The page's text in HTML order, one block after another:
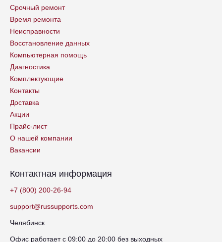
Срочный ремонт
Время ремонта
Неисправности
Восстановление данных
Компьютерная помощь
Диагностика
Комплектующие
Контакты
Доставка
Акции
Прайс-лист
О нашей компании
Вакансии
Контактная информация
+7 (800) 200-26-94
support@russupports.com
Челябинск
Офис работает с 09:00 до 20:00 без выходных